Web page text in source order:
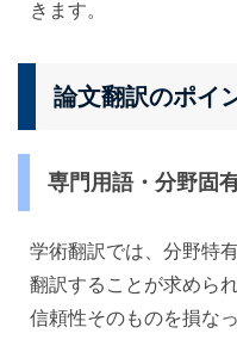
きます。
論文翻訳のポイ
専門用語・分野固
学術翻訳では、分野特
翻訳することが求めら
信頼性そのものを損な